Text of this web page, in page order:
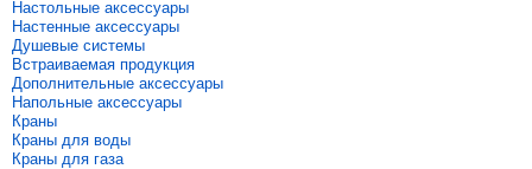
Настольные аксессуары
Настенные аксессуары
Душевые системы
Встраиваемая продукция
Дополнительные аксессуары
Напольные аксессуары
Краны
Краны для воды
Краны для газа